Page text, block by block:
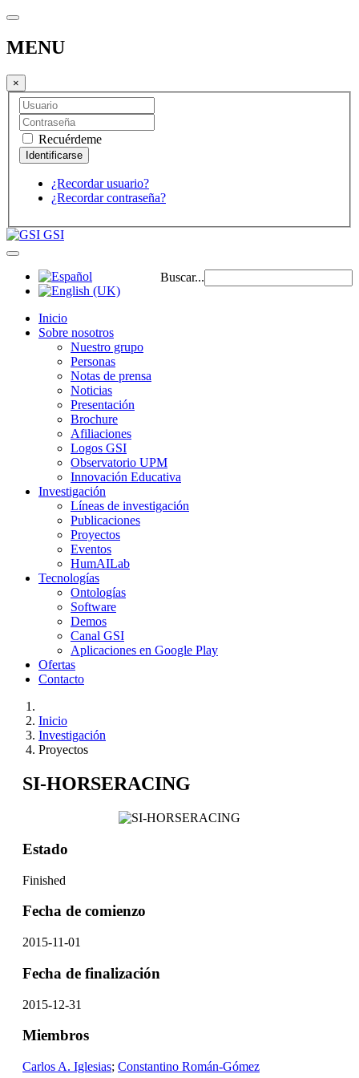
MENU
×
Recuérdeme
¿Recordar usuario?
¿Recordar contraseña?
GSI
Buscar...
Inicio
Sobre nosotros
Nuestro grupo
Personas
Notas de prensa
Noticias
Presentación
Brochure
Afiliaciones
Logos GSI
Observatorio UPM
Innovación Educativa
Investigación
Líneas de investigación
Publicaciones
Proyectos
Eventos
HumAILab
Tecnologías
Ontologías
Software
Demos
Canal GSI
Aplicaciones en Google Play
Ofertas
Contacto
Inicio
Investigación
Proyectos
SI-HORSERACING
Estado
Finished
Fecha de comienzo
2015-11-01
Fecha de finalización
2015-12-31
Miembros
Carlos A. Iglesias; Constantino Román-Gómez